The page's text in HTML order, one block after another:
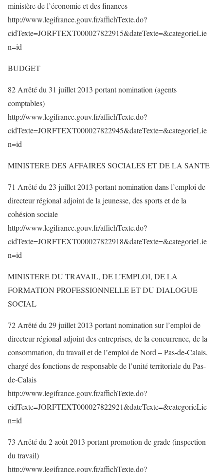
ministère de l’économie et des finances
http://www.legifrance.gouv.fr/affichTexte.do?
cidTexte=JORFTEXT000027822915&dateTexte=&categorieLie
n=id
BUDGET
82 Arrêté du 31 juillet 2013 portant nomination (agents
comptables)
http://www.legifrance.gouv.fr/affichTexte.do?
cidTexte=JORFTEXT000027822945&dateTexte=&categorieLie
n=id
MINISTERE DES AFFAIRES SOCIALES ET DE LA SANTE
71 Arrêté du 23 juillet 2013 portant nomination dans l’emploi de
directeur régional adjoint de la jeunesse, des sports et de la
cohésion sociale
http://www.legifrance.gouv.fr/affichTexte.do?
cidTexte=JORFTEXT000027822918&dateTexte=&categorieLie
n=id
MINISTERE DU TRAVAIL, DE L’EMPLOI, DE LA
FORMATION PROFESSIONNELLE ET DU DIALOGUE
SOCIAL
72 Arrêté du 29 juillet 2013 portant nomination sur l’emploi de
directeur régional adjoint des entreprises, de la concurrence, de la
consommation, du travail et de l’emploi de Nord – Pas-de-Calais,
chargé des fonctions de responsable de l’unité territoriale du Pas-
de-Calais
http://www.legifrance.gouv.fr/affichTexte.do?
cidTexte=JORFTEXT000027822921&dateTexte=&categorieLie
n=id
73 Arrêté du 2 août 2013 portant promotion de grade (inspection
du travail)
http://www.legifrance.gouv.fr/affichTexte.do?